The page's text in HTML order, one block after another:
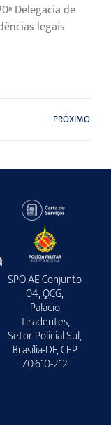
Delegacia de
legais
PRÓXIMO
SPO AE Conjunto
04, QCG,
Palácio
Tiradentes,
Setor Policial Sul,
Brasília-DF, CEP
70.610-212